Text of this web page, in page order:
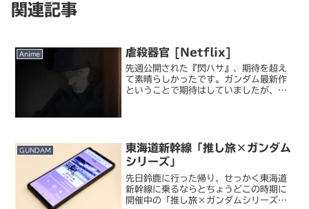
関連記事
Anime 虐殺器官 [Netflix]
先週公開された『閃ハサ』、期待を超え
て素晴らしかったです。ガンダム最新作
ということで期待はしていましたが、原
GUNDAM
東海道新幹線「推し旅×ガンダム
シリーズ」
先日鈴鹿に行った帰り、せっかく東海道
新幹線に乗るならとちょうどこの時期に
開催中の「推し旅×ガンダムシリーズ」